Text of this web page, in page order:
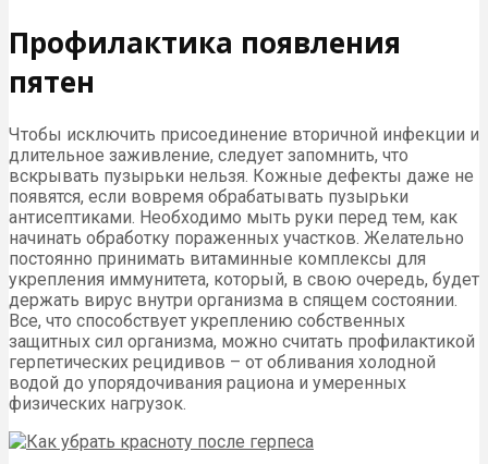
Профилактика появления
пятен
Чтобы исключить присоединение вторичной инфекции и
длительное заживление, следует запомнить, что
вскрывать пузырьки нельзя. Кожные дефекты даже не
появятся, если вовремя обрабатывать пузырьки
антисептиками. Необходимо мыть руки перед тем, как
начинать обработку пораженных участков. Желательно
постоянно принимать витаминные комплексы для
укрепления иммунитета, который, в свою очередь, будет
держать вирус внутри организма в спящем состоянии.
Все, что способствует укреплению собственных
защитных сил организма, можно считать профилактикой
герпетических рецидивов – от обливания холодной
водой до упорядочивания рациона и умеренных
физических нагрузок.